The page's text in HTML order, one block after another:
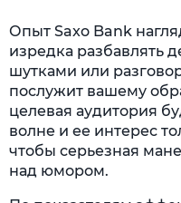
Опыт Saxo Bank
изредка разбавлять
шутками или
послужит вашему
целевая аудитория
волне и ее интерес
чтобы серьезная
над юмором.